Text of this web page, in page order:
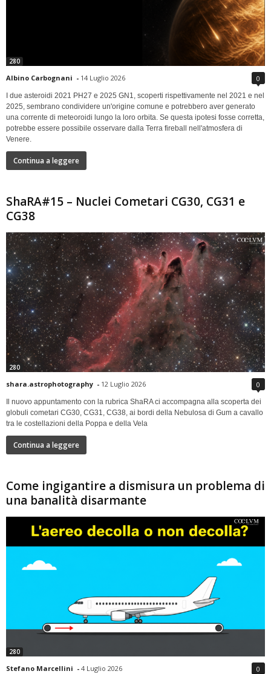
280
Albino Carbognani - 14 Luglio 2026 0
I due asteroidi 2021 PH27 e 2025 GN1, scoperti rispettivamente nel 2021 e nel
2025, sembrano condividere un'origine comune e potrebbero aver generato
una corrente di meteoroidi lungo la loro orbita. Se questa ipotesi fosse corretta,
potrebbe essere possibile osservare dalla Terra fireball nell'atmosfera di
Venere.
Continua a leggere
ShaRA#15 – Nuclei Cometari CG30, CG31 e
CG38
280
shara.astrophotography - 12 Luglio 2026 0
Il nuovo appuntamento con la rubrica ShaRA ci accompagna alla scoperta dei
globuli cometari CG30, CG31, CG38, ai bordi della Nebulosa di Gum a cavallo
tra le costellazioni della Poppa e della Vela
Continua a leggere
Come ingigantire a dismisura un problema di
una banalità disarmante
280
Stefano Marcellini - 4 Luglio 2026 0